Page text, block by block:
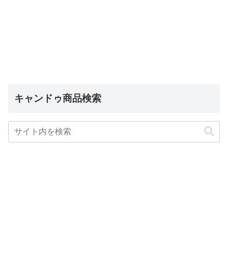
キャンドゥ商品検索